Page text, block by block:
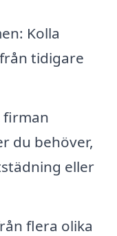
Kolla
tidigare
firman
du behöver,
eller
flera olika